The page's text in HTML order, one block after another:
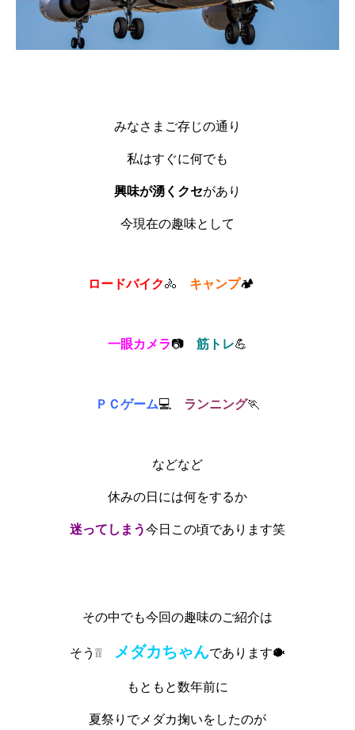
みなさまご存じの通り
私はすぐに何でも
興味が湧くクセがあり
今現在の趣味として
ロードバイク🚴 キャンプ🏕
一眼カメラ📷 筋トレ💪
ＰＣゲーム💻 ランニング🏃
などなど
休みの日には何をするか
迷ってしまう今日この頃であります笑
その中でも今回の趣味のご紹介は
そう❕❕ メダカちゃんであります🐡
もともと数年前に
夏祭りでメダカ掬いをしたのが